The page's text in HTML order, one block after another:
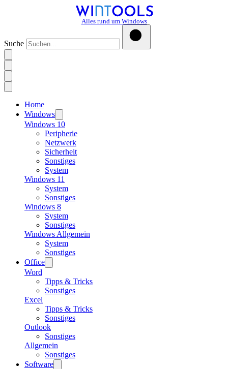
Alles rund um Windows
Suche
Home
Windows
Windows 10
Peripherie
Netzwerk
Sicherheit
Sonstiges
System
Windows 11
System
Sonstiges
Windows 8
System
Sonstiges
Windows Allgemein
System
Sonstiges
Office
Word
Tipps & Tricks
Sonstiges
Excel
Tipps & Tricks
Sonstiges
Outlook
Sonstiges
Allgemein
Sonstiges
Software